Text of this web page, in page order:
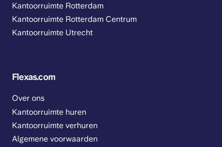
Kantoorruimte Rotterdam
Kantoorruimte Rotterdam Centrum
Kantoorruimte Utrecht
Flexas.com
Over ons
Kantoorruimte huren
Kantoorruimte verhuren
Algemene voorwaarden